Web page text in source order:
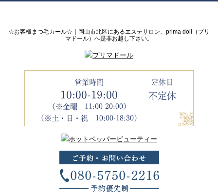
☆お客様まつ毛カール☆｜岡山市北区にあるエステサロン、prima doll（プリ
マドール）へ是非お越し下さい。
営業時間
10:00-19:00
（※金曜 11:00-20:00）
（※土・日・祝 10:00-18:30）
定休日
不定休